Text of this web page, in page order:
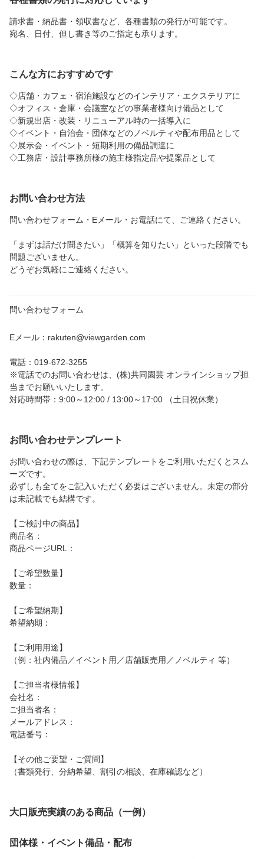
請求書・納品書・領収書など、各種書類の発行が可能です。
宛名、日付、但し書き等のご指定も承ります。
こんな方におすすめです
◇店舗・カフェ・宿泊施設などのインテリア・エクステリアに
◇オフィス・倉庫・会議室などの事業者様向け備品として
◇新規出店・改装・リニューアル時の一括導入に
◇イベント・自治会・団体などのノベルティや配布用品として
◇展示会・イベント・短期利用の備品調達に
◇工務店・設計事務所様の施主様指定品や提案品として
お問い合わせ方法
問い合わせフォーム・Eメール・お電話にて、ご連絡ください。
「まずは話だけ聞きたい」「概算を知りたい」といった段階でも
問題ございません。
どうぞお気軽にご連絡ください。
問い合わせフォーム
Eメール：rakuten@viewgarden.com
電話：019-672-3255
※電話でのお問い合わせは、(株)共同園芸 オンラインショップ担
当までお願いいたします。
対応時間帯：9:00～12:00 / 13:00～17:00 （土日祝休業）
お問い合わせテンプレート
お問い合わせの際は、下記テンプレートをご利用いただくとスム
ーズです。
必ずしも全てをご記入いただく必要はございません。未定の部分
は未記載でも結構です。
【ご検討中の商品】
商品名：
商品ページURL：
【ご希望数量】
数量：
【ご希望納期】
希望納期：
【ご利用用途】
（例：社内備品／イベント用／店舗販売用／ノベルティ 等）
【ご担当者様情報】
会社名：
ご担当者名：
メールアドレス：
電話番号：
【その他ご要望・ご質問】
（書類発行、分納希望、割引の相談、在庫確認など）
大口販売実績のある商品（一例）
団体様・イベント備品・配布